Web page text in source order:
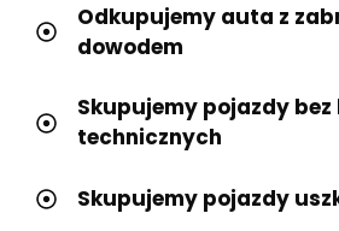
Odkupujemy auta z
dowodem
Skupujemy pojazdy
technicznych
Skupujemy pojazdy